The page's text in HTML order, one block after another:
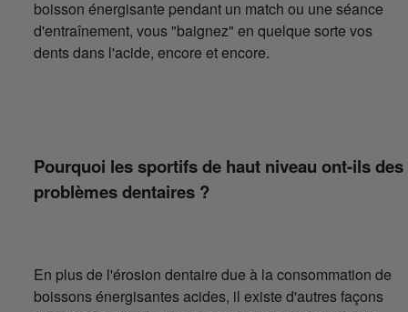
boisson énergisante pendant un match ou une séance
d'entraînement, vous "baignez" en quelque sorte vos
dents dans l'acide, encore et encore.
Pourquoi les sportifs de haut niveau ont-ils des
problèmes dentaires ?
En plus de l'érosion dentaire due à la consommation de
boissons énergisantes acides, il existe d'autres façons